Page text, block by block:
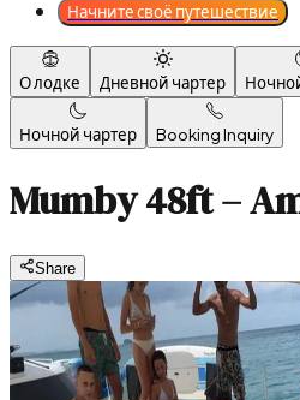
Начните своё путешествие
О лодке Дневной чартер
Ночной чартер Booking Inquiry
Mumby 48ft –
Share